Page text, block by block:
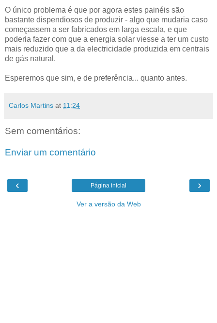
O único problema é que por agora estes painéis são
bastante dispendiosos de produzir - algo que mudaria caso
começassem a ser fabricados em larga escala, e que
poderia fazer com que a energia solar viesse a ter um custo
mais reduzido que a da electricidade produzida em centrais
de gás natural.
Esperemos que sim, e de preferência... quanto antes.
Carlos Martins at 11:24
Sem comentários:
Enviar um comentário
‹ ›
Página inicial
Ver a versão da Web